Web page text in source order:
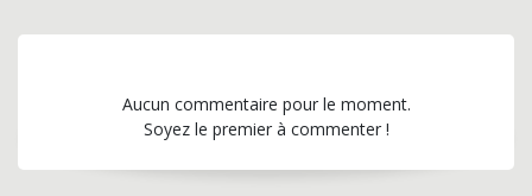
Aucun commentaire pour le moment.
Soyez le premier à commenter !